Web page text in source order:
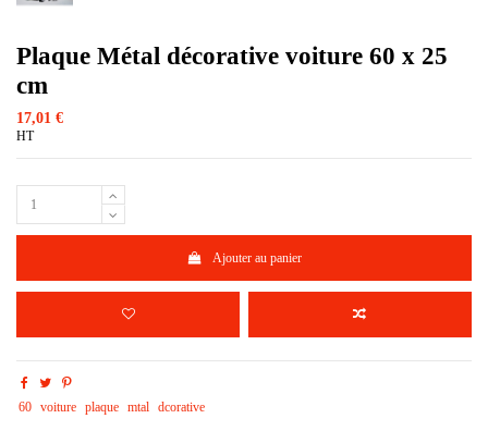
Plaque Métal décorative voiture 60 x 25
cm
17,01 €
HT
Ajouter au panier
60 voiture plaque mtal dcorative